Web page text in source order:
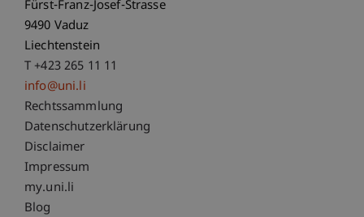
Fürst-Franz-Josef-Strasse
9490 Vaduz
Liechtenstein
T +423 265 11 11
info@uni.li
Fußzeile Rechtliche Hinweise
Rechtssammlung
Datenschutzerklärung
Disclaimer
Impressum
Fußzeile Subdomain-Verzeichnis
my.uni.li
Blog